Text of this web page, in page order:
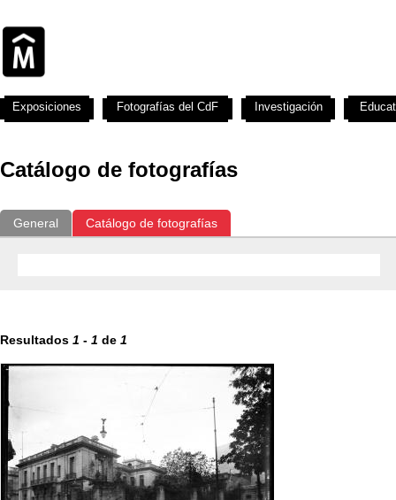
Catálogo de fotografías
General Catálogo de fotografías
Resultados 1 - 1 de 1
Exposiciones Fotografías del CdF Investigación